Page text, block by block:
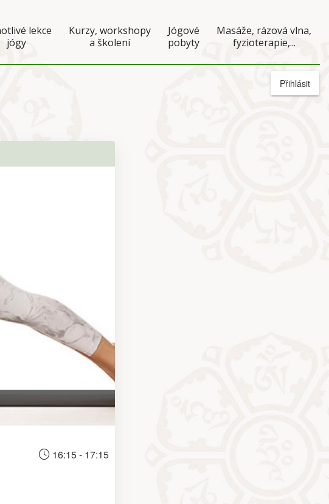
lekce
jógy
Kurzy, workshopy
a školení
Jógové
pobyty
Masáže, rázová vlna,
fyzioterapie,...
Přihlásit
16:15 - 17:15